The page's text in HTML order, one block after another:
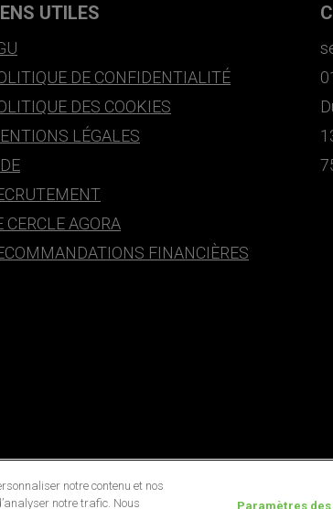
UTILES
DE CONFIDENTIALITÉ
DES COOKIES
LÉGALES
CERCLE AGORA
FINANCIÈRES
notre contenu et nos
notre trafic. Nous
Paramètres